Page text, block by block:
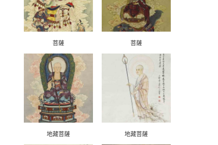
菩薩 菩薩
地藏菩薩 地藏菩薩